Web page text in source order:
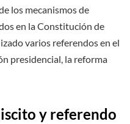
los mecanismos de
en la Constitución de
varios referendos en el
presidencial, la reforma
y referendo